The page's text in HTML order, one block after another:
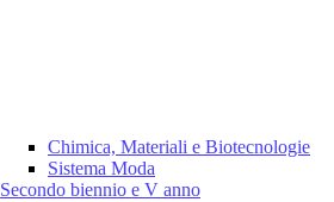
Chimica, Materiali e Biotecnologie
Sistema Moda
Secondo biennio e V anno